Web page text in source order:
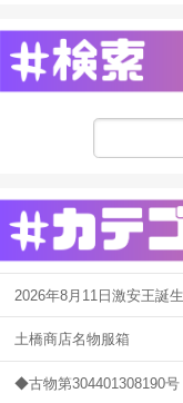
2026年8月11日激安王誕
土橋商店名物服箱
◆古物第304401308190